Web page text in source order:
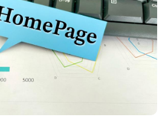
で、迅速かつ正確な査定が可能にな
成功率が向上します。不動産業界での競
新のテクノロジーを取り入れることが不